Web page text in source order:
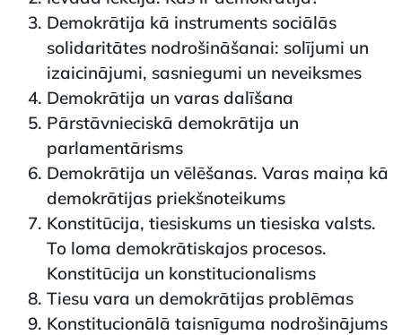
Demokrātija kā instruments sociālās
solidaritātes nodrošināšanai: solījumi un
izaicinājumi, sasniegumi un neveiksmes
Demokrātija un varas dalīšana
Pārstāvnieciskā demokrātija un
parlamentārisms
Demokrātija un vēlēšanas. Varas maiņa kā
demokrātijas priekšnoteikums
Konstitūcija, tiesiskums un tiesiska valsts.
To loma demokrātiskajos procesos.
Konstitūcija un konstitucionalisms
Tiesu vara un demokrātijas problēmas
Konstitucionālā taisnīguma nodrošinājums